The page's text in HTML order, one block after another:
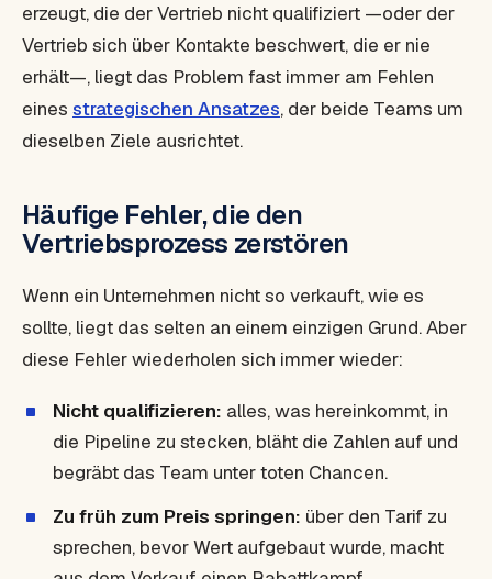
erzeugt, die der Vertrieb nicht qualifiziert —oder der
Vertrieb sich über Kontakte beschwert, die er nie
erhält—, liegt das Problem fast immer am Fehlen
eines strategischen Ansatzes, der beide Teams um
dieselben Ziele ausrichtet.
Häufige Fehler, die den
Vertriebsprozess zerstören
Wenn ein Unternehmen nicht so verkauft, wie es
sollte, liegt das selten an einem einzigen Grund. Aber
diese Fehler wiederholen sich immer wieder:
Nicht qualifizieren: alles, was hereinkommt, in
die Pipeline zu stecken, bläht die Zahlen auf und
begräbt das Team unter toten Chancen.
Zu früh zum Preis springen: über den Tarif zu
sprechen, bevor Wert aufgebaut wurde, macht